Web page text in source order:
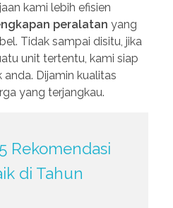
kami lebih efisien
peralatan yang
Tidak sampai disitu, jika
unit tertentu, kami siap
Dijamin kualitas
yang terjangkau.
Rekomendasi
di Tahun